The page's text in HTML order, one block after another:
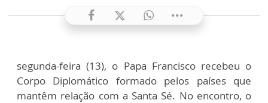
segunda-feira (13), o Papa Francisco recebeu o
Corpo Diplomático formado pelos países que
mantêm relação com a Santa Sé. No encontro, o